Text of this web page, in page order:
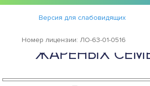
Версия для слабовидящих
Номер лицензии: ЛО-63-01-0516
Статьи ›
ПОЛЬЗА И ВРЕД
ЖАРЕНЫХ